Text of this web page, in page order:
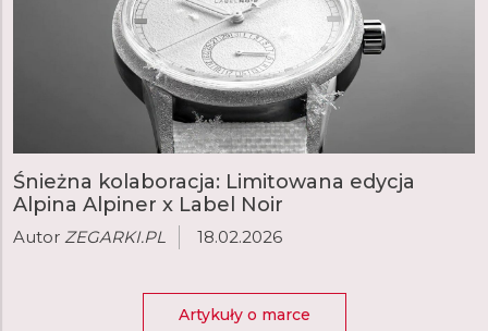
Śnieżna kolaboracja: Limitowana edycja
Alpina Alpiner x Label Noir
Autor ZEGARKI.PL 18.02.2026
Artykuły o marce